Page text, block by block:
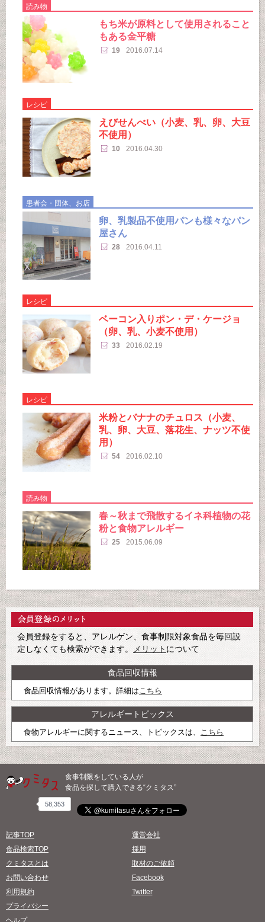
読み物
もち米が原料として使用されること
もある金平糖
19 2016.07.14
レシピ
えびせんべい（小麦、乳、卵、大豆
不使用）
10 2016.04.30
患者会・団体、お店
卵、乳製品不使用パンも様々なパン
屋さん
28 2016.04.11
レシピ
ベーコン入りポン・デ・ケージョ
（卵、乳、小麦不使用）
33 2016.02.19
レシピ
米粉とバナナのチュロス（小麦、
乳、卵、大豆、落花生、ナッツ不使
用）
54 2016.02.10
読み物
春～秋まで飛散するイネ科植物の花
粉と食物アレルギー
25 2015.06.09
会員登録をすると、アレルゲン、食事制限対象食品を毎回設
定しなくても検索ができます。
メリット について
食品回収情報
食品回収情報があります。詳細はこちら
アレルギートピックス
食物アレルギーに関するニュース、トピックスは、 こちら
食事制限をしている人が
食品を探して購入できる“クミタス”
58,353
記事TOP
食品検索TOP
クミタスとは
お問い合わせ
利用規約
プライバシー
運営会社
採用
取材のご依頼
Facebook
Twitter